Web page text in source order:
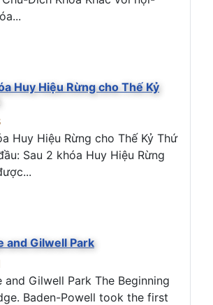
Huy Hiệu Rừng cho Thế Kỷ
Huy Hiệu Rừng cho Thế Kỷ Thứ
Sau 2 khóa Huy Hiệu Rừng
and Gilwell Park
and Gilwell Park The Beginning
Baden-Powell took the first